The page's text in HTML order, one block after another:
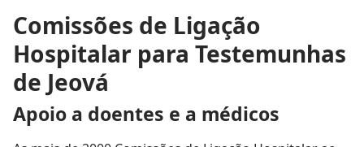
Comissões de Ligação
Hospitalar para Testemunhas
de Jeová
Apoio a doentes e a médicos